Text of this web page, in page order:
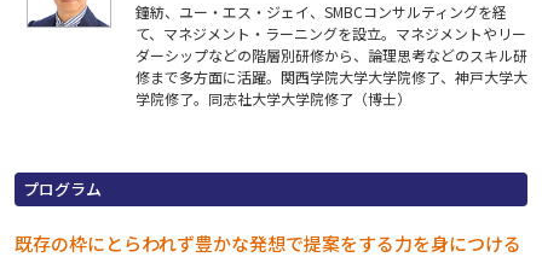
鐘紡、ユー・エス・ジェイ、SMBCコンサルティングを経
て、マネジメント・ラーニングを設立。マネジメントやリー
ダーシップなどの階層別研修から、論理思考などのスキル研
修まで多方面に活躍。関西学院大学大学院修了、神戸大学大
学院修了。同志社大学大学院修了（博士）
プログラム
既存の枠にとらわれず豊かな発想で提案をする力を身につける